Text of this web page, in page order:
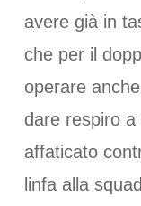
avere già in
che per il
operare
dare respiro
affaticato
linfa alla